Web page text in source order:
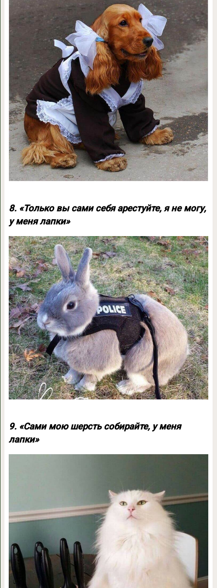
8. «Только вы сами себя арестуйте, я не могу,
у меня лапки»
9. «Сами мою шерсть собирайте, у меня
лапки»